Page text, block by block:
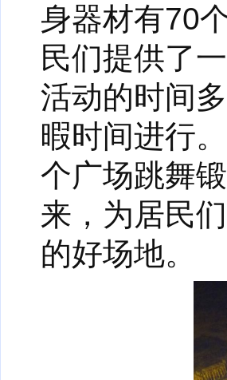
身器材有70
民们提供了
活动的时间
暇时间进行
个广场跳舞
来，为居民
的好场地。